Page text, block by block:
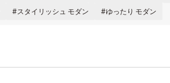
スタイリッシュ モダン ゆったり モダン